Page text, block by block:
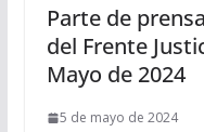
Parte de
del Frente
Mayo de 2024
5 de mayo de 2024